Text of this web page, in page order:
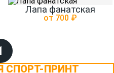
Лапа фанатская
от 700 ₽
СПОРТ-ПРИНТ